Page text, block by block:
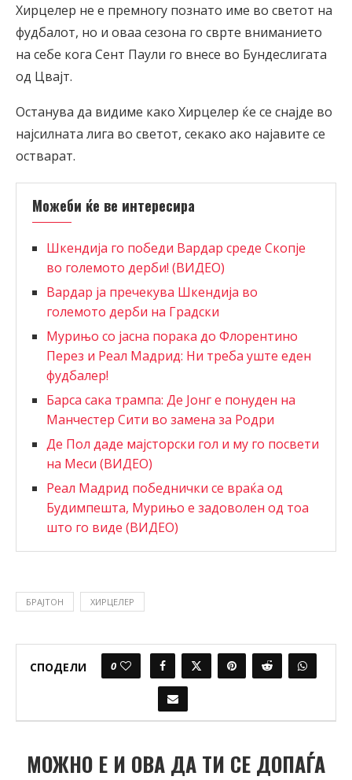
Хирцелер не е премногу познато име во светот на
фудбалот, но и оваа сезона го сврте вниманието
на себе кога Сент Паули го внесе во Бундеслигата
од Цвајт.
Останува да видиме како Хирцелер ќе се снајде во
најсилната лига во светот, секако ако најавите се
остварат.
Можеби ќе ве интересира
Шкендија го победи Вардар среде Скопје
во големото дерби! (ВИДЕО)
Вардар ја пречекува Шкендија во
големото дерби на Градски
Мурињо со јасна порака до Флорентино
Перез и Реал Мадрид: Ни треба уште еден
фудбалер!
Барсa сака трампа: Де Јонг е понуден на
Манчестер Сити во замена за Родри
Де Пол даде мајсторски гол и му го посвети
на Меси (ВИДЕО)
Реал Мадрид победнички се враќа од
Будимпешта, Мурињо е задоволен од тоа
што го виде (ВИДЕО)
БРАЈТОН ХИРЦЕЛЕР
СПОДЕЛИ 0
МОЖНО Е И ОВА ДА ТИ СЕ ДОПАЃА